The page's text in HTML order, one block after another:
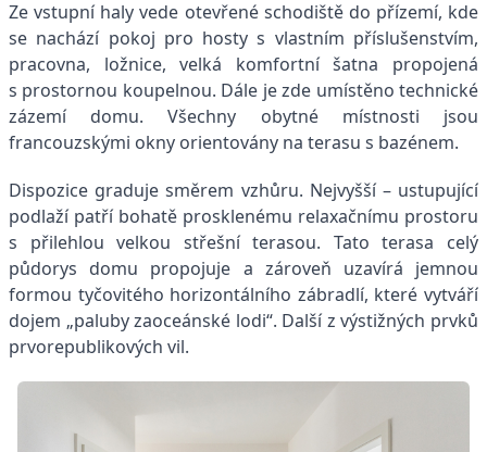
Ze vstupní haly vede otevřené schodiště do přízemí, kde
se nachází pokoj pro hosty s vlastním příslušenstvím,
pracovna, ložnice, velká komfortní šatna propojená
s prostornou koupelnou. Dále je zde umístěno technické
zázemí domu. Všechny obytné místnosti jsou
francouzskými okny orientovány na terasu s bazénem.
Dispozice graduje směrem vzhůru. Nejvyšší – ustupující
podlaží patří bohatě prosklenému relaxačnímu prostoru
s přilehlou velkou střešní terasou. Tato terasa celý
půdorys domu propojuje a zároveň uzavírá jemnou
formou tyčovitého horizontálního zábradlí, které vytváří
dojem „paluby zaoceánské lodi“. Další z výstižných prvků
prvorepublikových vil.